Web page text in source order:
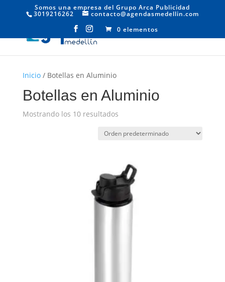
Somos una empresa del Grupo Arca Publicidad
3019216262
contacto@agendasmedellin.com
0 elementos
Inicio/ Botellas en Aluminio
Botellas en Aluminio
Mostrando los 10 resultados